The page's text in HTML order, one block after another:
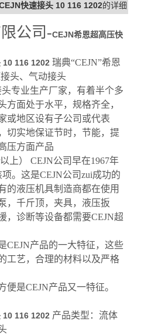
快速接头 10 116 1202的详细
公司-CEJN希恩超高压快
10 116 1202 瑞典“CEJN”希恩
头、气动接头
专业生产厂家，有着半个多
方面处于水平，规格齐全，
或地区设有子公司或代表
切实地保证节时，节能，提
压方面产品
上） CEJN公司早在1967年
。这是CEJN公司zui成功的
的液压机具制造商都在使用
，千斤顶，夹具，液压扳
，诊断等设备都需要CEJN超
CEJN产品的一大特征，这些
工艺，合理的材料以及严格
是CEJN产品又一特征。
10 116 1202 产品类型：流体